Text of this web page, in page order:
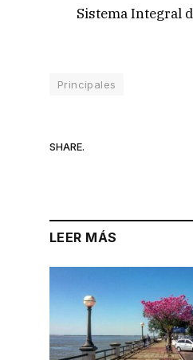
Sistema Integral
Principales
SHARE.
LEER MÁS